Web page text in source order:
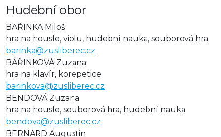
Hudební obor
BAŘINKA Miloš
hra na housle, violu, hudební nauka, souborová hra
barinka@zusliberec.cz
BAŘINKOVÁ Zuzana
hra na klavír, korepetice
barinkova@zusliberec.cz
BENDOVÁ Zuzana
hra na housle, souborová hra, hudební nauka
bendova@zusliberec.cz
BERNARD Augustin